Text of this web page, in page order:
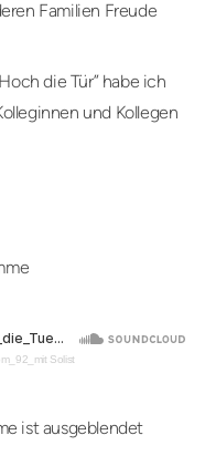
Familien Freude
die Tür” habe ich
und Kollegen
Solist
ist ausgeblendet